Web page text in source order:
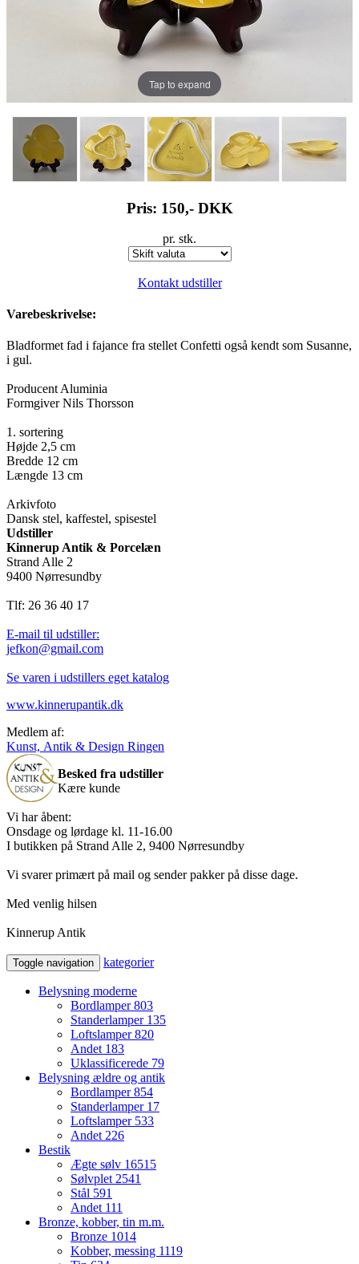
Tap to expand
Pris: 150,- DKK
pr. stk.
Kontakt udstiller
Varebeskrivelse:
Bladformet fad i fajance fra stellet Confetti også kendt som Susanne,
i gul.
Producent Aluminia
Formgiver Nils Thorsson
1. sortering
Højde 2,5 cm
Bredde 12 cm
Længde 13 cm
Arkivfoto
Dansk stel, kaffestel, spisestel
Udstiller
Kinnerup Antik & Porcelæn
Strand Alle 2
9400 Nørresundby
Tlf: 26 36 40 17
E-mail til udstiller:
jefkon@gmail.com
Se varen i udstillers eget katalog
www.kinnerupantik.dk
Medlem af:
Kunst, Antik & Design Ringen
Besked fra udstiller
Kære kunde
Vi har åbent:
Onsdage og lørdage kl. 11-16.00
I butikken på Strand Alle 2, 9400 Nørresundby
Vi svarer primært på mail og sender pakker på disse dage.
Med venlig hilsen
Kinnerup Antik
Toggle navigation kategorier
Belysning moderne
Bordlamper803
Standerlamper 135
Loftslamper820
Andet 183
Uklassificerede 79
Belysning ældre og antik
Bordlamper854
Standerlamper 17
Loftslamper 533
Andet226
Bestik
Ægte sølv 16515
Sølvplet2541
Stål 591
Andet 111
Bronze, kobber, tin m.m.
Bronze 1014
Kobber, messing 1119